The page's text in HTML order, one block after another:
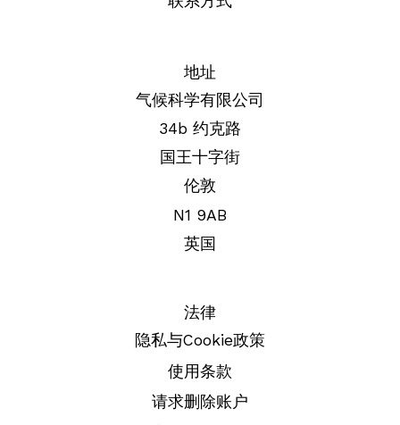
地址
气候科学有限公司
34b 约克路
国王十字街
伦敦
N1 9AB
英国
法律
隐私与Cookie政策
使用条款
请求删除账户